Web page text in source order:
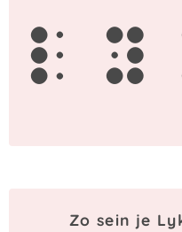
l y
Zo sein je